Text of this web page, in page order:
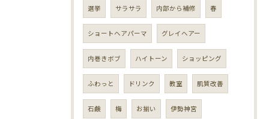
選挙 サラサラ 内部から補修 春
ショートヘアパーマ グレイヘアー
内巻きボブ ハイトーン ショッピング
ふわっと ドリンク 教室 肌質改善
石鹸 梅 お揃い 伊勢神宮